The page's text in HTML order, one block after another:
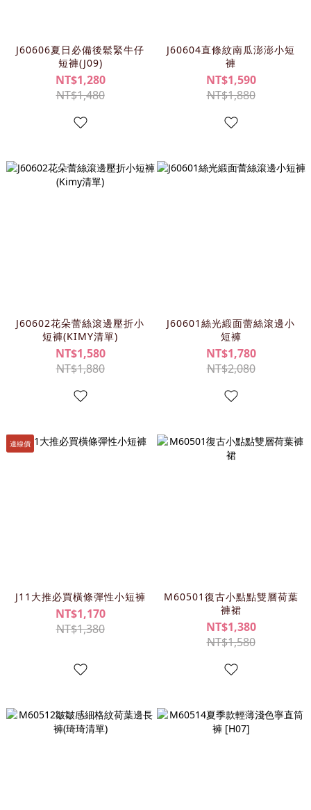
J60606夏日必備後鬆緊牛仔
短褲(J09)
NT$1,280
NT$1,480
J60604直條紋南瓜澎澎小短
褲
NT$1,590
NT$1,880
J60602花朵蕾絲滾邊壓折小
短褲(KIMY清單)
NT$1,580
NT$1,880
J60601絲光緞面蕾絲滾邊小
短褲
NT$1,780
NT$2,080
連線價
J11大推必買橫條彈性小短褲
NT$1,170
NT$1,380
M60501復古小點點雙層荷葉
褲裙
NT$1,380
NT$1,580